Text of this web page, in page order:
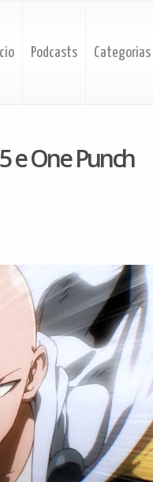
Podcasts Categorias
e One Punch